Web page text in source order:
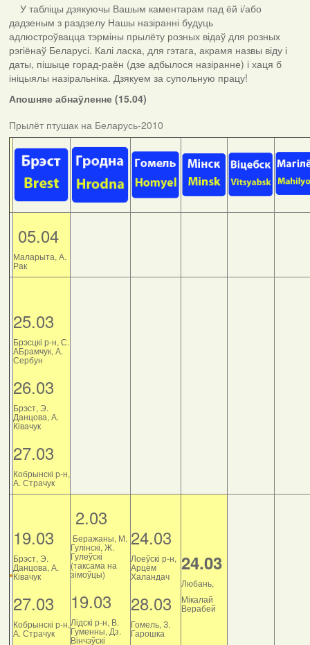
У табліцы дзякуючы Вашым каментарам пад ёй і/або
дадзеным з раздзелу Нашы назіранні будуць
адлюстроўвацца тэрміны прылёту розных відаў для розных
рэгіёнаў Беларусі. Калі ласка, для гэтага, акрамя назвы віду і
даты, пішыце горад-раён (дзе адбылося назіранне) і хаця б
ініцыялы назіральніка. Дзякуем за супольную працу!
Апошняе абнаўленне (15.04)
Прылёт птушак на Беларусь-2010
05.04
Маларыта, А.
Рак
25.03
Брэсцкі р-н, С.
АБрамчук, А.
Сербун
26.03
Брэст, Э.
Данцова, А.
Ківачук
27.03
Кобрынскі р-н,
А. Страчук
19.03
Брэст, Э.
Данцова, А.
Ківачук
27.03
Кобрынскі р-н,
А. Страчук
2.03
Беражаны, М.
Гулінскі, Ж.
Гулеўскі
(таксама на
зімоўцы)
19.03
Лідскі р-н, В.
Гуменны, Дз.
Вінчэўскі
24.03
Лоеўскі р-н,
Арцём
Халандач
28.03
Гомель, З.
Гарошка
24.03
Любань,
Мікалай
Верабей